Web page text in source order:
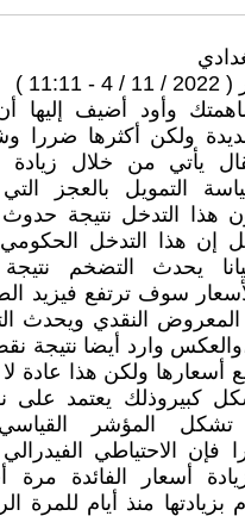
)
وأود أضيف إليها
ولكن أكثرها ضررا
يأتي من خلال زيادة
التمويل بالعجز
هذا التدخل نتيجة
إن هذا التدخل
يحدث التضخم نتيجة
سوف ترتفع فيزيد
النقدي ويحدث
وارد أيضا نتيجة
أسعارها ولكن هذا عادة
كبيروذلك يعتمد على
تشكل المؤشر
فإن الاحتياطي
أسعار الفائدة
منذ أيام للمرة